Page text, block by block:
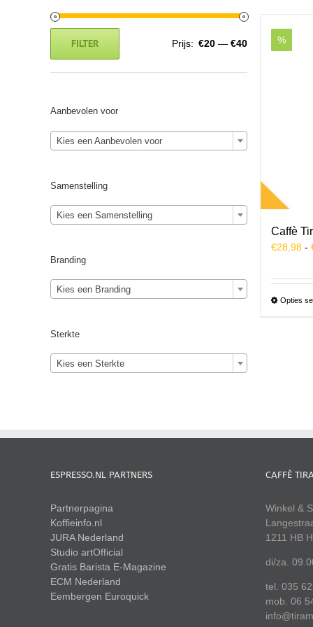
%
Caffè
€28,98 -
Opties
FILTER Prijs: €20 — €40
Aanbevolen voor
Kies een Aanbevolen voor
Samenstelling
Kies een Samenstelling
Branding
Kies een Branding
Sterkte
Kies een Sterkte
ESPRESSO.NL PARTNERS
Partnerpagina
Koffieinfo.nl
JURA Nederland
Studio artOfficial
Gratis Barista E-Magazine
ECM Nederland
Eembergen Euroquick
CAFFÈ
Winkel &
1211 HB
di/za.
tel. 035
mob. 06